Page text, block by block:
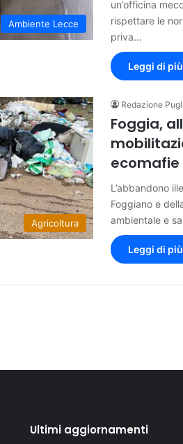
Ambiente Lecce
un’officina
rispettare le
priva…
Leggi di
Agricoltura
Redazione
Foggia,
ecomafie
L’abbandono
Foggiano e
ambientale e
Leggi di
Ultimi aggiornamenti